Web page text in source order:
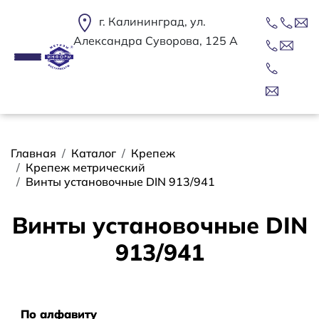
г. Калининград, ул.
Александра Суворова, 125 А
Строка навигации
Главная Каталог
Крепеж
Крепеж метрический
Винты установочные DIN 913/941
Винты установочные DIN
913/941
По алфавиту
По алфавиту